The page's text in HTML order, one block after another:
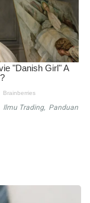
Ilmu Trading, Panduan